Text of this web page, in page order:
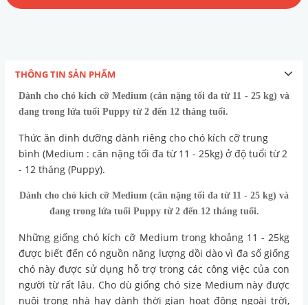
THÔNG TIN SẢN PHẨM
Dành cho chó kích cỡ Medium (cân nặng tối đa từ 11 - 25 kg) và
đang trong lứa tuổi Puppy từ 2 đến 12 tháng tuổi.
Thức ăn dinh dưỡng dành riêng cho chó kích cỡ trung
bình (Medium : cân nặng tối đa từ 11 - 25kg) ở độ tuổi từ 2
- 12 tháng (Puppy).
Dành cho chó kích cỡ Medium (cân nặng tối đa từ 11 - 25 kg) và
đang trong lứa tuổi Puppy từ 2 đến 12 tháng tuổi.
Những giống chó kích cỡ Medium trong khoảng 11 - 25kg
được biết đến có nguồn năng lượng dồi dào vì đa số giống
chó này được sử dụng hỗ trợ trong các công việc của con
người từ rất lâu. Cho dù giống chó size Medium này được
nuôi trong nhà hay dành thời gian hoạt động ngoài trời,